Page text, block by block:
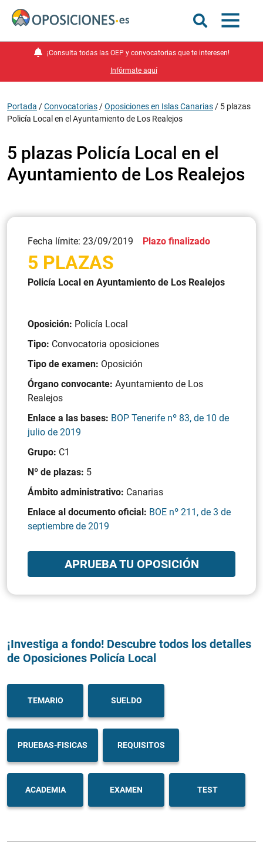
¡Consulta todas las OEP y convocatorias que te interesen!
Infórmate aquí
Portada /Convocatorias /Oposiciones en Islas Canarias / 5 plazas
Policía Local en el Ayuntamiento de Los Realejos
5 plazas Policía Local en el
Ayuntamiento de Los Realejos
Fecha límite: 23/09/2019 Plazo finalizado
5 PLAZAS
Policía Local en Ayuntamiento de Los Realejos
Oposición: Policía Local
Tipo: Convocatoria oposiciones
Tipo de examen: Oposición
Órgano convocante: Ayuntamiento de Los
Realejos
Enlace a las bases: BOP Tenerife nº 83, de 10 de
julio de 2019
Grupo: C1
Nº de plazas: 5
Ámbito administrativo: Canarias
Enlace al documento oficial: BOE nº 211, de 3 de
septiembre de 2019
APRUEBA TU OPOSICIÓN
¡Investiga a fondo! Descubre todos los detalles
de Oposiciones Policía Local
TEMARIO SUELDO
PRUEBAS-FISICAS REQUISITOS
ACADEMIA EXAMEN TEST